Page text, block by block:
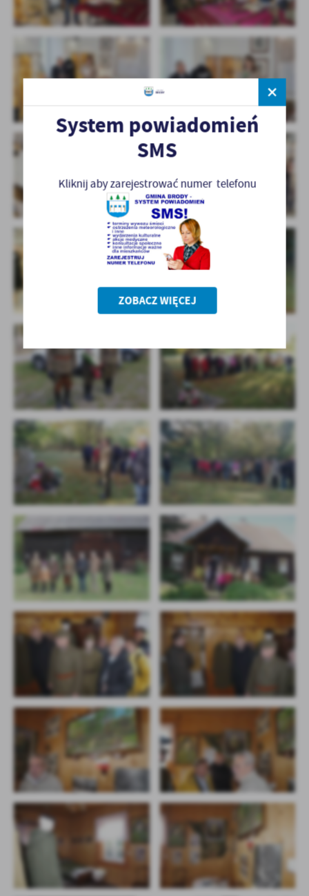
System powiadomień
SMS
Kliknij aby zarejestrować numer telefonu
ZOBACZ WIĘCEJ